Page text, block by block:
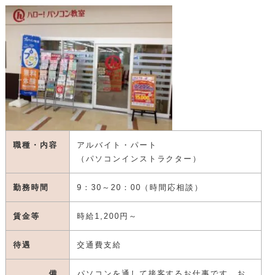
職種・内容
アルバイト・パート
（パソコンインストラクター）
勤務時間 9：30～20：00（時間応相談）
賃金等 時給1,200円～
待遇 交通費支給